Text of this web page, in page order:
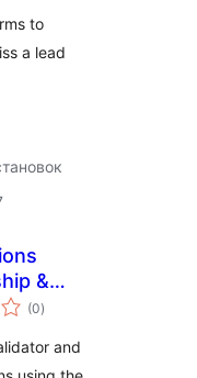
to
a lead
&
for
(0общий
рейтинг
)
and